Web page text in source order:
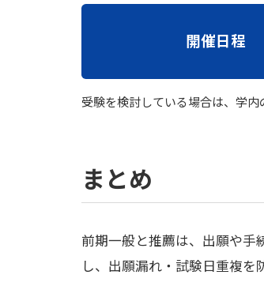
開催日程
受験を検討している場合は、学
まとめ
前期一般と推薦は、出願や手
し、出願漏れ・試験日重複を